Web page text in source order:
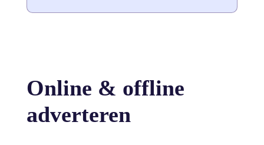
Online & offline
adverteren